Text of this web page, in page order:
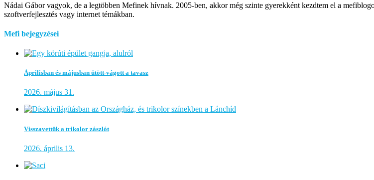
Nádai Gábor vagyok, de a legtöbben Mefinek hívnak. 2005-ben, akkor még szinte gyerekként kezdtem el a
szoftverfejlesztés vagy internet témákban.
Mefi bejegyzései
Áprilisban és májusban ütött-vágott a tavasz
2026. május 31.
Visszavettük a trikolor zászlót
2026. április 13.